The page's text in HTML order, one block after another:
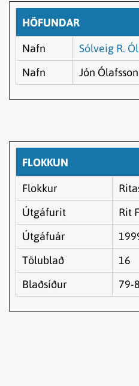
HÖFUNDAR
Nafn
Sólveig R.
Nafn
Jón Ólafsson
FLOKKUN
Flokkur
Útgáfurit
Rit
Útgáfuár
Tölublað
16
Blaðsíður
79-